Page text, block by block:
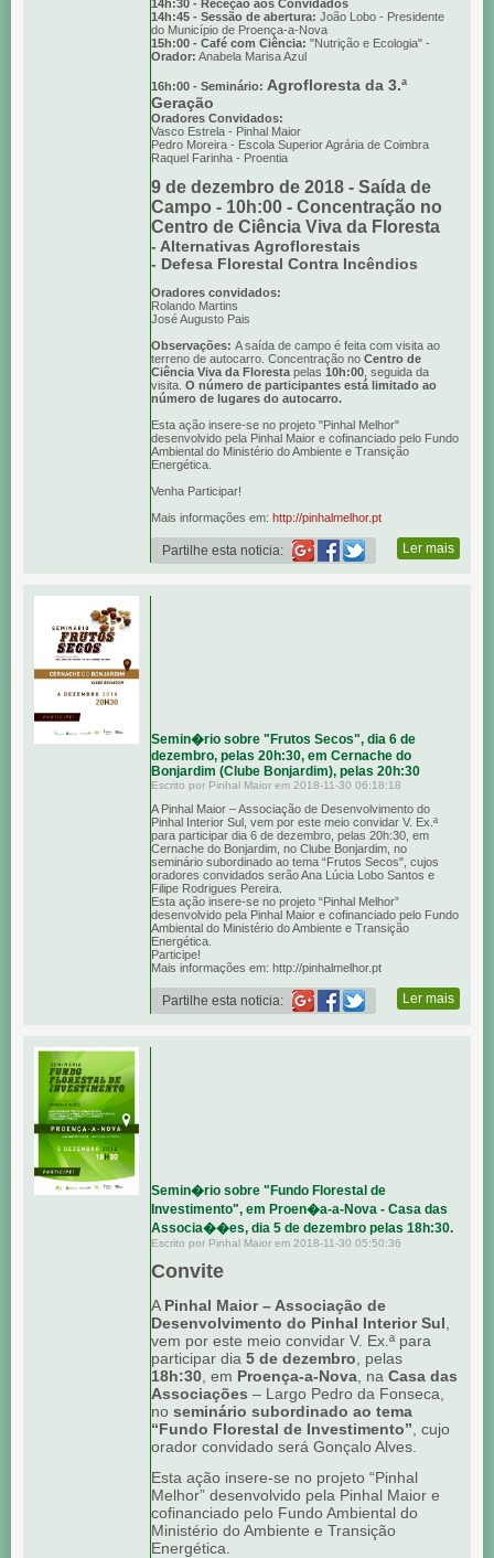
14h:30 - Receção aos Convidados
14h:45 - Sessão de abertura: João Lobo - Presidente
do Município de Proença-a-Nova
15h:00 - Café com Ciência: "Nutrição e Ecologia" -
Orador: Anabela Marisa Azul
16h:00 - Seminário: Agrofloresta da 3.ª
Geração
Oradores Convidados:
Vasco Estrela - Pinhal Maior
Pedro Moreira - Escola Superior Agrária de Coimbra
Raquel Farinha - Proentia
9 de dezembro de 2018 - Saída de
Campo - 10h:00 - Concentração no
Centro de Ciência Viva da Floresta
- Alternativas Agroflorestais
- Defesa Florestal Contra Incêndios
Oradores convidados:
Rolando Martins
José Augusto Pais
Observações: A saída de campo é feita com visita ao
terreno de autocarro. Concentração no Centro de
Ciência Viva da Floresta pelas 10h:00 , seguida da
visita. O número de participantes está limitado ao
número de lugares do autocarro.
Esta ação insere-se no projeto "Pinhal Melhor"
desenvolvido pela Pinhal Maior e cofinanciado pelo Fundo
Ambiental do Ministério do Ambiente e Transição
Energética.
Venha Participar!
Mais informações em: http://pinhalmelhor.pt
Partilhe esta noticia: Ler mais
Semin�rio sobre "Frutos Secos", dia 6 de
dezembro, pelas 20h:30, em Cernache do
Bonjardim (Clube Bonjardim), pelas 20h:30
Escrito por Pinhal Maior em 2018-11-30 06:18:18
A Pinhal Maior – Associação de Desenvolvimento do
Pinhal Interior Sul, vem por este meio convidar V. Ex.ª
para participar dia 6 de dezembro, pelas 20h:30, em
Cernache do Bonjardim, no Clube Bonjardim, no
seminário subordinado ao tema “Frutos Secos", cujos
oradores convidados serão Ana Lúcia Lobo Santos e
Filipe Rodrigues Pereira.
Esta ação insere-se no projeto “Pinhal Melhor”
desenvolvido pela Pinhal Maior e cofinanciado pelo Fundo
Ambiental do Ministério do Ambiente e Transição
Energética.
Participe!
Mais informações em: http://pinhalmelhor.pt
Partilhe esta noticia: Ler mais
Semin�rio sobre "Fundo Florestal de
Investimento", em Proen�a-a-Nova - Casa das
Associa��es, dia 5 de dezembro pelas 18h:30.
Escrito por Pinhal Maior em 2018-11-30 05:50:36
Convite
A Pinhal Maior – Associação de
Desenvolvimento do Pinhal Interior Sul
vem por este meio convidar V. Ex.ª para
participar dia 5 de dezembro , pelas
18h:30 , em Proença-a-Nova , na Casa das
Associações – Largo Pedro da Fonseca,
no seminário subordinado ao tema
“Fundo Florestal de Investimento” , cujo
orador convidado será Gonçalo Alves.
Esta ação insere-se no projeto “Pinhal
Melhor” desenvolvido pela Pinhal Maior e
cofinanciado pelo Fundo Ambiental do
Ministério do Ambiente e Transição
Energética.